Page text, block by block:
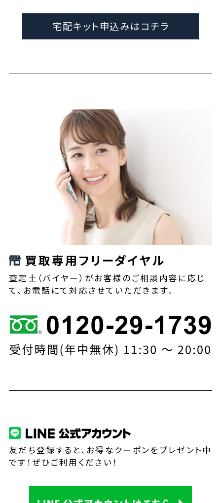
宅配キット申込みはコチラ
買取専用フリーダイヤル
査定士（バイヤー）がお客様のご相談内容に応じ
て、お電話にて対応させていただきます。
友だち登録すると、お得なクーポンをプレゼント中
です！ぜひご利用ください！